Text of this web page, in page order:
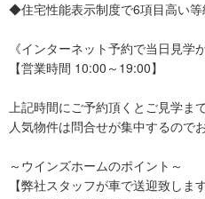
◆住宅性能表示制度で6項目高い等
《インターネット予約で当日見学
【営業時間 10:00～19:00】
上記時間にご予約頂くとご見学ま
人気物件は問合せが集中するので
～ウインズホームのポイント～
【弊社スタッフが車で送迎致します